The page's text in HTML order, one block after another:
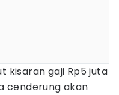
kisaran gaji Rp5 juta
cenderung akan